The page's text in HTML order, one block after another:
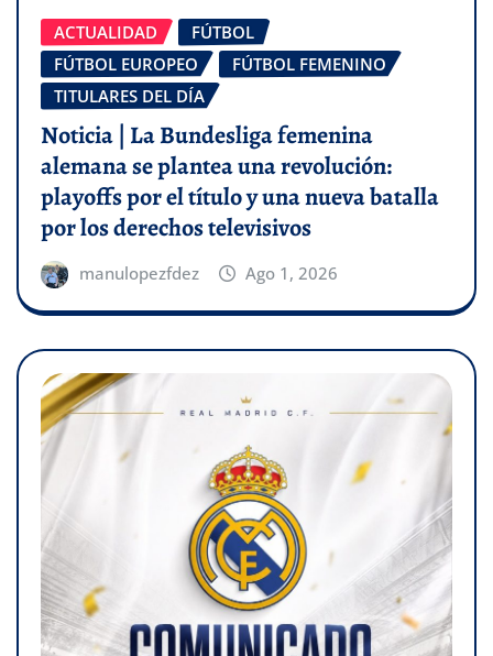
ACTUALIDAD
FÚTBOL
FÚTBOL EUROPEO
FÚTBOL FEMENINO
TITULARES DEL DÍA
Noticia | La Bundesliga femenina
alemana se plantea una revolución:
playoffs por el título y una nueva batalla
por los derechos televisivos
manulopezfdez Ago 1, 2026